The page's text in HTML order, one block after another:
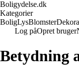
Boligydelse.dk
Kategorier
BoligLysBlomster
Log påOpret bruger
Betydning